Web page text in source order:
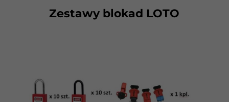
Zestawy blokad LOTO